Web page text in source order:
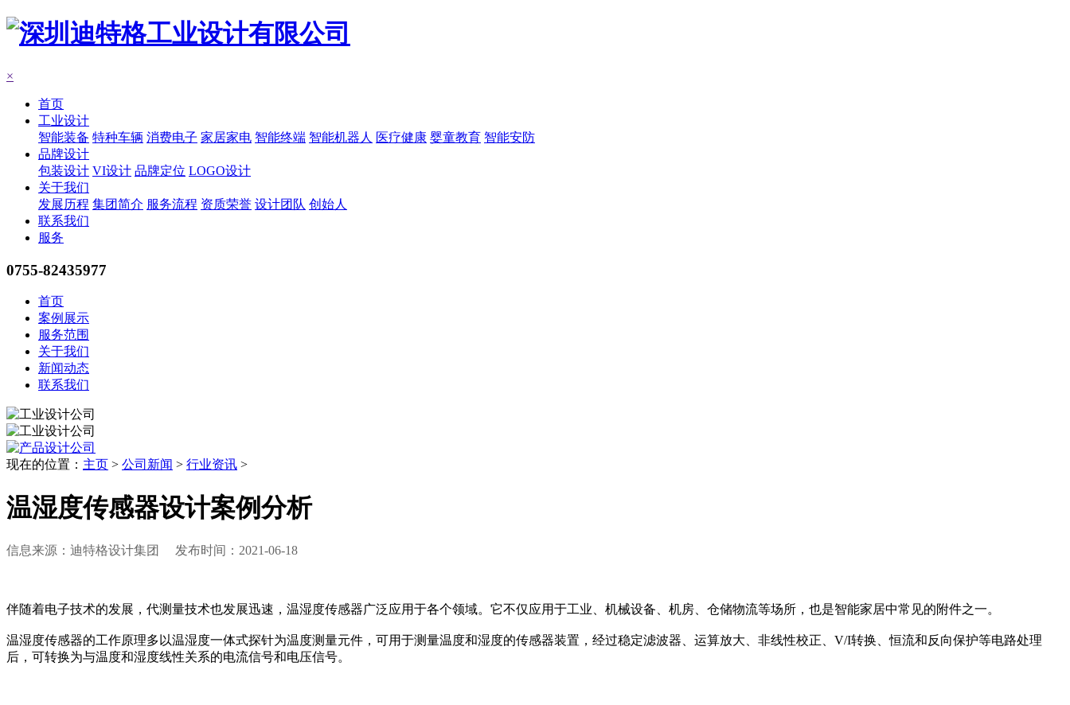
×
首页
工业设计
智能装备 特种车辆 消费电子 家居家电 智能终端 智能机器人 医疗健康 婴童教育 智能安防
品牌设计
包装设计 VI设计 品牌定位 LOGO设计
关于我们
发展历程 集团简介 服务流程 资质荣誉 设计团队 创始人
联系我们
服务
0755-82435977
首页
案例展示
服务范围
关于我们
新闻动态
联系我们
现在的位置： 主页 > 公司新闻 > 行业资讯 >
温湿度传感器设计案例分析
信息来源：迪特格设计集团 发布时间：2021-06-18
伴随着电子技术的发展，代测量技术也发展迅速，温湿度传感器广泛应用于各个领域。它不仅应用于工业、机械设备、机房、仓储物流等场所，也是智能家居中常见的附件之一。
温湿度传感器的工作原理多以温湿度一体式探针为温度测量元件，可用于测量温度和湿度的传感器装置，经过稳定滤波器、运算放大、非线性校正、V/I转换、恒流和反向保护等电路处理
后，可转换为与温度和湿度线性关系的电流信号和电压信号。